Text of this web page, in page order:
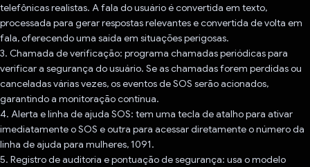
telefônicas realistas. A fala do usuário é convertida em texto,
processada para gerar respostas relevantes e convertida de volta em
fala, oferecendo uma saída em situações perigosas.
3. Chamada de verificação: programa chamadas periódicas para
verificar a segurança do usuário. Se as chamadas forem perdidas ou
canceladas várias vezes, os eventos de SOS serão acionados,
garantindo a monitoração contínua.
4. Alerta e linha de ajuda SOS: tem uma tecla de atalho para ativar
imediatamente o SOS e outra para acessar diretamente o número da
linha de ajuda para mulheres, 1091.
5. Registro de auditoria e pontuação de segurança: usa o modelo